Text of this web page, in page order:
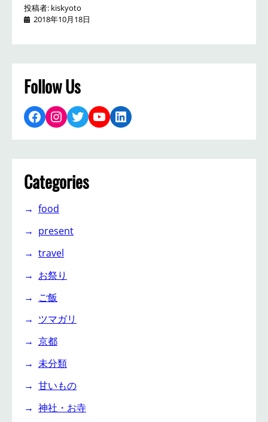
投稿者: kiskyoto
2018年10月18日
Follow Us
Facebook Instagram Twitter YouTube LinkedIn
Categories
food
present
travel
お祭り
ご飯
ツマガリ
京都
未分類
甘いもの
神社・お寺